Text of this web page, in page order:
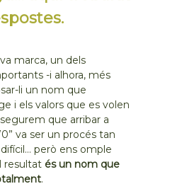
marca, un dels
-i alhora, més
li un nom que
i els valors que es volen
que arribar a
va ser un procés tan
però ens omple
resultat és un nom que
.